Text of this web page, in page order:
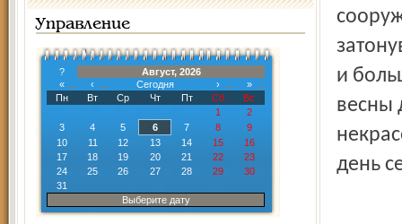
Управление
?
Август, 2026
«
‹ Сегодня ›
»
Пн
Вт Ср Чт Пт Сб
Вс
1
2
3
4 5 6 7 8
9
10
11 12 13 14 15
16
17
18 19 20 21 22
23
24
25 26 27 28 29
30
31
Выберите дату
и
весны
день